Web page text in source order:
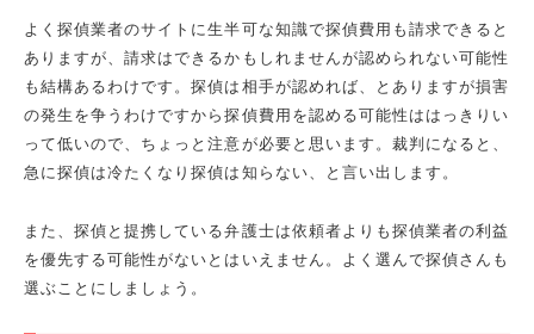
よく探偵業者のサイトに生半可な知識で探偵費用も請求できると
ありますが、請求はできるかもしれませんが認められない可能性
も結構あるわけです。探偵は相手が認めれば、とありますが損害
の発生を争うわけですから探偵費用を認める可能性ははっきりい
って低いので、ちょっと注意が必要と思います。裁判になると、
急に探偵は冷たくなり探偵は知らない、と言い出します。
また、探偵と提携している弁護士は依頼者よりも探偵業者の利益
を優先する可能性がないとはいえません。よく選んで探偵さんも
選ぶことにしましょう。